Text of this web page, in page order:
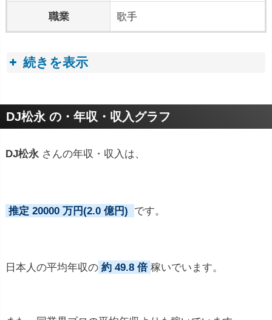
職業 歌手
続きを表示
プロフィールトピック
DJ松永 の・年収・収入グラフ
DJ松永 さんの年収・収入は、
推定 20000 万円(2.0 億円) です。
日本人の平均年収の 約 49.8 倍 稼いでいます。